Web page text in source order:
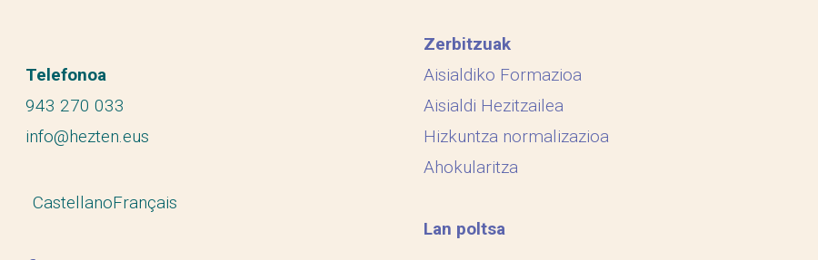
Telefonoa
943 270 033
info@hezten.eus
CastellanoFrançais
Zerbitzuak
Aisialdiko Formazioa
Aisialdi Hezitzailea
Hizkuntza normalizazioa
Ahokularitza
Lan poltsa